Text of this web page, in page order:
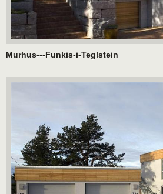
Murhus---Funkis-i-Teglstein